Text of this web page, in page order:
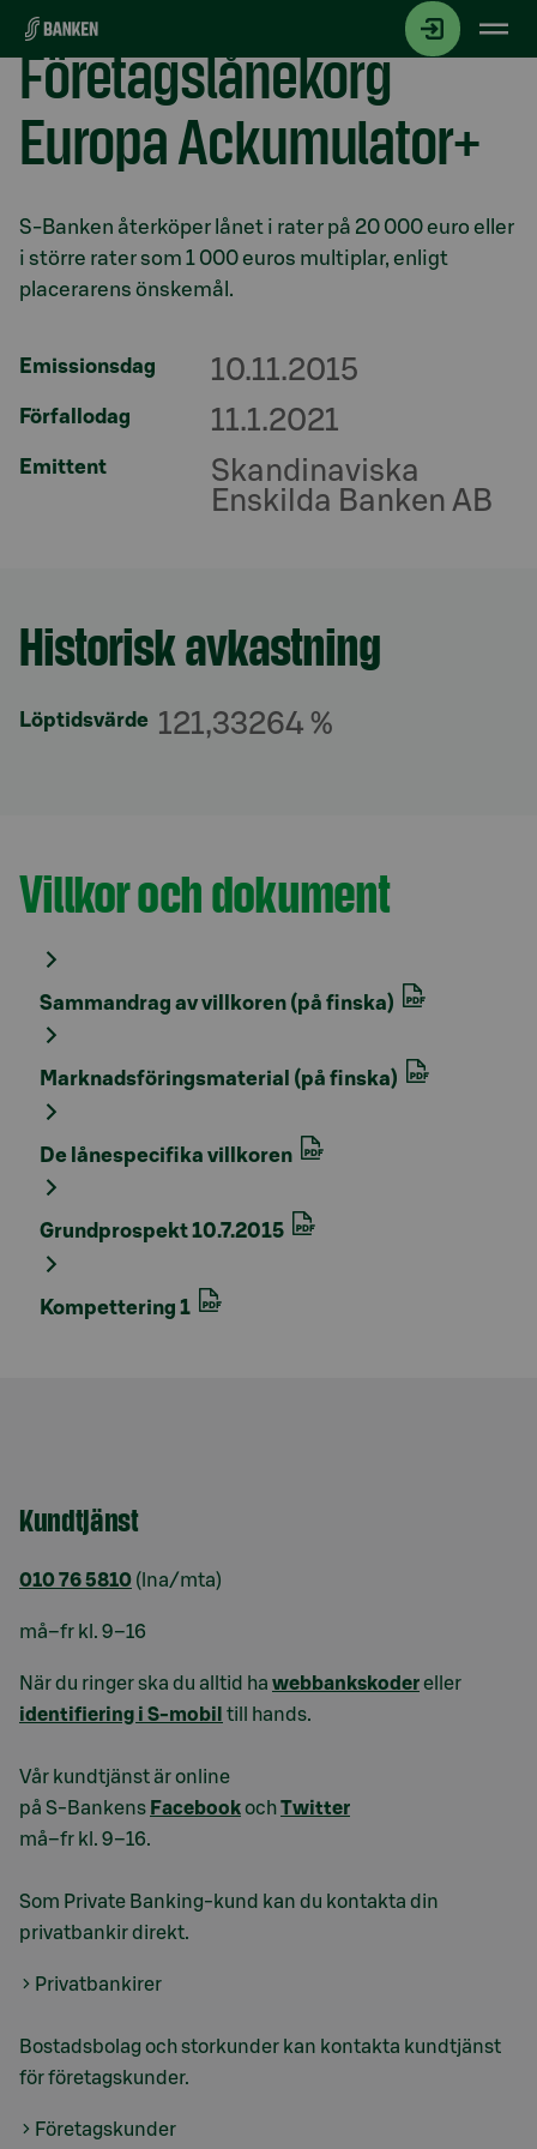
Gå direkt till innehållet
Företagslånekorg
Europa Ackumulator+
Avsnitt med titel
S-Banken återköper lånet i rater på 20 000 euro eller
i större rater som 1 000 euros multiplar, enligt
placerarens önskemål.
Emissionsdag 10.11.2015
Förfallodag 11.1.2021
Emittent
Skandinaviska
Enskilda Banken AB
Avsnitt med titel
Historisk avkastning
Löptidsvärde 121,33264 %
Avsnitt med titel
Villkor och dokument
Sammandrag av villkoren (på finska)
Marknadsföringsmaterial (på finska)
De lånespecifika villkoren
Grundprospekt 10.7.2015
Kompettering 1
Kundtjänst
010 76 5810 (lna/mta)
må–fr kl. 9–16
När du ringer ska du alltid ha webbankskodereller
identifiering i S-mobil till hands.
Vår kundtjänst är online
på S-Bankens FacebookochTwitter
må–fr kl. 9–16.
Som Private Banking-kund kan du kontakta din
privatbankir direkt.
Privatbankirer
Bostadsbolag och storkunder kan kontakta kundtjänst
för företagskunder.
Företagskunder